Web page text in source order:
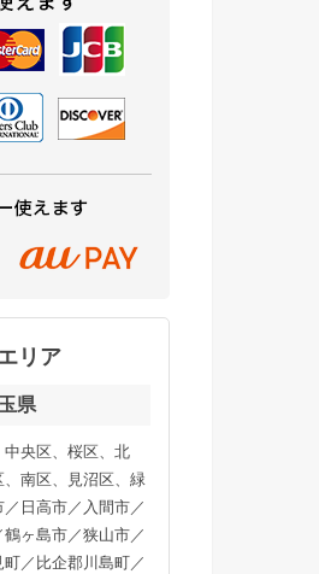
リア
県
央区、桜区、北
、南区、見沼区、緑
日高市／入間市／
ヶ島市／狭山市／
／比企郡川島町／